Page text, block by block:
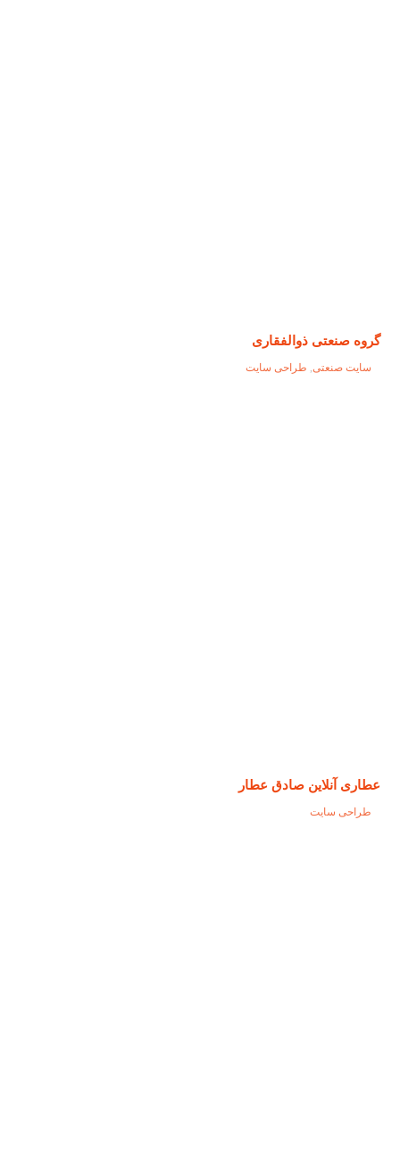
گروه صنعتی ذوالفقاری
سایت صنعتی, طراحی سایت
عطاری آنلاین صادق عطار
طراحی سایت